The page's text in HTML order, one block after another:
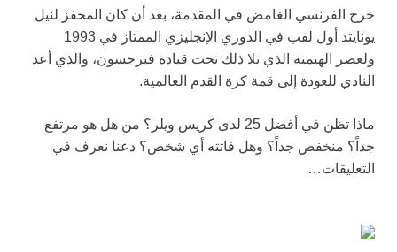
خرج الفرنسي الغامض في المقدمة، بعد أن كان المحفز لنيل
يونايتد أول لقب في الدوري الإنجليزي الممتاز في 1993
ولعصر الهيمنة الذي تلا ذلك تحت قيادة فيرجسون، والذي أعد
النادي للعودة إلى قمة كرة القدم العالمية.
ماذا تظن في أفضل 25 لدى كريس ويلر؟ من هل هو مرتفع
جداً؟ منخفض جداً؟ وهل فاتته أي شخص؟ دعنا نعرف في
التعليقات…